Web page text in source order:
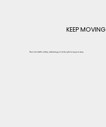
KEEP MOVING
Nuolat siekti aiškių, veiksmingų ir laiku vykdomų procesų.